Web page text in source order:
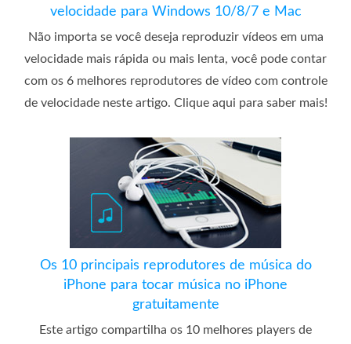
velocidade para Windows 10/8/7 e Mac
Não importa se você deseja reproduzir vídeos em uma
velocidade mais rápida ou mais lenta, você pode contar
com os 6 melhores reprodutores de vídeo com controle
de velocidade neste artigo. Clique aqui para saber mais!
Os 10 principais reprodutores de música do
iPhone para tocar música no iPhone
gratuitamente
Este artigo compartilha os 10 melhores players de